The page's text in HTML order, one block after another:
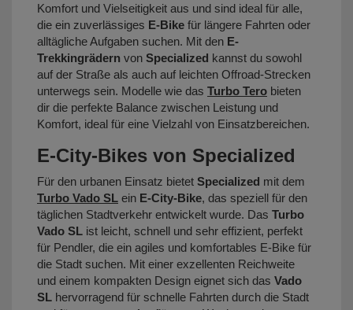
Komfort und Vielseitigkeit aus und sind ideal für alle,
die ein zuverlässiges E-Bike für längere Fahrten oder
alltägliche Aufgaben suchen. Mit den E-
Trekkingrädern von Specialized kannst du sowohl
auf der Straße als auch auf leichten Offroad-Strecken
unterwegs sein. Modelle wie das Turbo Tero bieten
dir die perfekte Balance zwischen Leistung und
Komfort, ideal für eine Vielzahl von Einsatzbereichen.
E-City-Bikes von Specialized
Für den urbanen Einsatz bietet Specialized mit dem
Turbo Vado SL ein E-City-Bike, das speziell für den
täglichen Stadtverkehr entwickelt wurde. Das Turbo
Vado SL ist leicht, schnell und sehr effizient, perfekt
für Pendler, die ein agiles und komfortables E-Bike für
die Stadt suchen. Mit einer exzellenten Reichweite
und einem kompakten Design eignet sich das Vado
SL hervorragend für schnelle Fahrten durch die Stadt